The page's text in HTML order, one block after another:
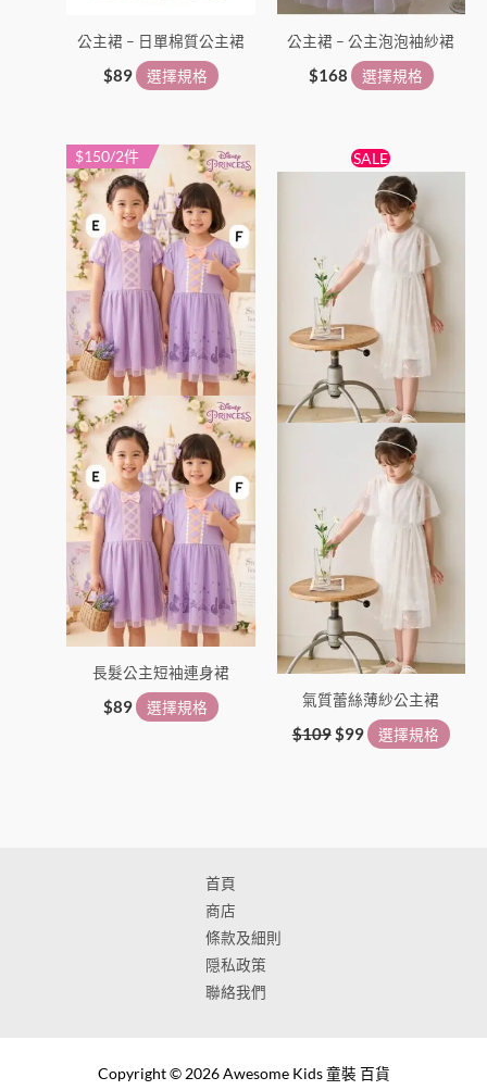
公主裙 – 日單棉質公主裙
$89 選擇規格
公主裙 – 公主泡泡袖紗裙
$168 選擇規格
$150/2件
長髮公主短袖連身裙
$89 選擇規格
此
產
品
有
多
種
款
式。
可
在
產
品
頁
面
選
擇
選
項
SALE
氣質蕾絲薄紗公主裙
$109
始
$109。
$99
目
前
價
格：
$99。
選擇規格
產
首頁
商店
條款及細則
隠私政策
聯絡我們
Copyright © 2026 Awesome Kids 童裝 百貨